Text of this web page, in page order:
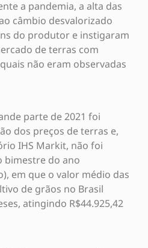
a pandemia, a alta das
câmbio desvalorizado
do produtor e instigaram
de terras com
não eram observadas
parte de 2021 foi
dos preços de terras e,
IHS Markit, não foi
bimestre do ano
em que o valor médio das
de grãos no Brasil
atingindo R$44.925,42